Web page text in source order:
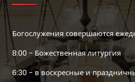
Богослужения совершаются
8:00 - Божественная литургия
6:30 - в воскресные и